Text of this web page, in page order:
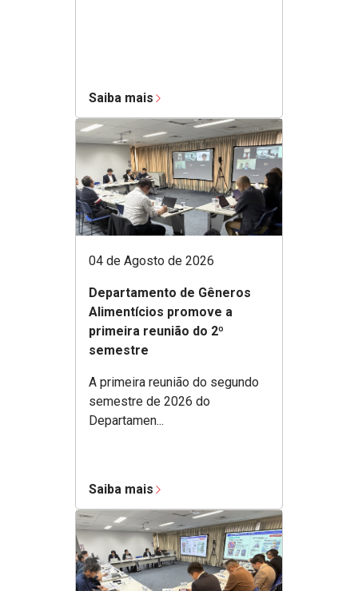
Saiba mais
04 de Agosto de 2026
Departamento de Gêneros
Alimentícios promove a
primeira reunião do 2º
semestre
A primeira reunião do segundo
semestre de 2026 do
Departamen...
Saiba mais